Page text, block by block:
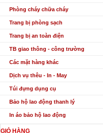
Phòng cháy chữa cháy
Trang bị phòng sạch
Trang bị an toàn điện
TB giao thông - công trường
Các mặt hàng khác
Dịch vụ thêu - In - May
Túi đựng dụng cụ
Bảo hộ lao động thanh lý
In áo bảo hộ lao động
GIỎ HÀNG